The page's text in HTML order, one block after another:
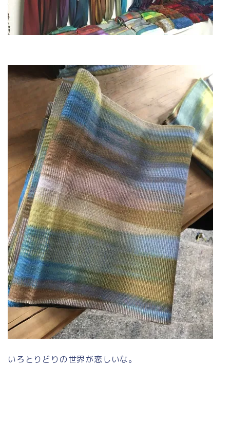
いろとりどりの世界が恋しいな。